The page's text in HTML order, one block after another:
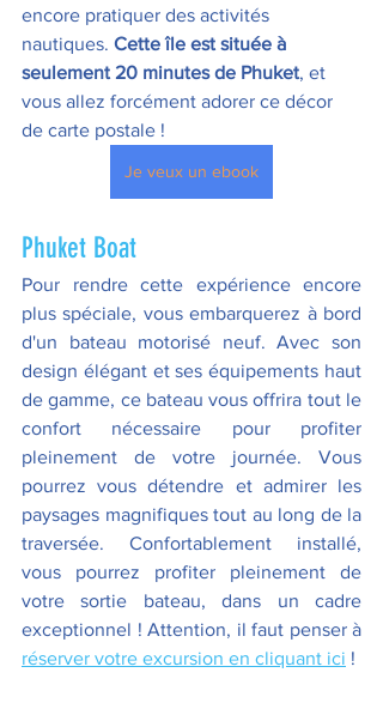
encore pratiquer des activités
nautiques. Cette île est située à
seulement 20 minutes de Phuket, et
vous allez forcément adorer ce décor
de carte postale !
Je veux un ebook
Phuket Boat
Pour rendre cette expérience encore
plus spéciale, vous embarquerez à bord
d'un bateau motorisé neuf. Avec son
design élégant et ses équipements haut
de gamme, ce bateau vous offrira tout le
confort nécessaire pour profiter
pleinement de votre journée. Vous
pourrez vous détendre et admirer les
paysages magnifiques tout au long de la
traversée. Confortablement installé,
vous pourrez profiter pleinement de
votre sortie bateau, dans un cadre
réserver votre excursion en cliquant ici !